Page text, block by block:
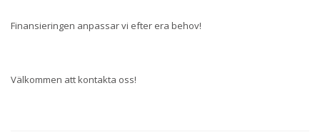
Finansieringen anpassar vi efter era behov!
Välkommen att kontakta oss!